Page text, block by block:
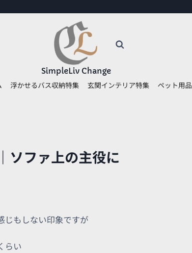
SimpleLiv Change
浮かせるバス収納特集 玄関インテリア特集 ペット用品
ソファ上の主役に
じもしない印象ですが
らい